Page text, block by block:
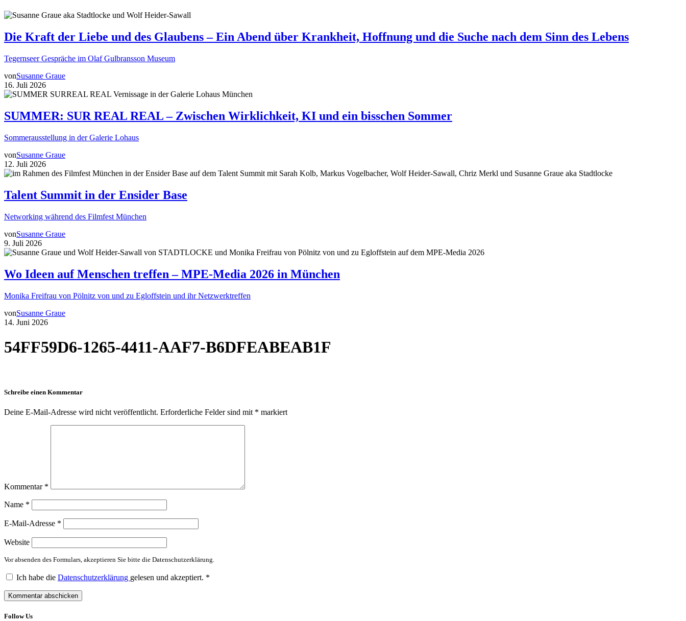
Die Kraft der Liebe und des Glaubens – Ein Abend über Krankheit, Hoffnung und die Suche nach dem Sinn des Lebens
Tegernseer Gespräche im Olaf Gulbransson Museum
vonSusanne Graue
16. Juli 2026
SUMMER: SUR REAL REAL – Zwischen Wirklichkeit, KI und ein bisschen Sommer
Sommerausstellung in der Galerie Lohaus
vonSusanne Graue
12. Juli 2026
Talent Summit in der Ensider Base
Networking während des Filmfest München
vonSusanne Graue
9. Juli 2026
Wo Ideen auf Menschen treffen – MPE-Media 2026 in München
Monika Freifrau von Pölnitz von und zu Egloffstein und ihr Netzwerktreffen
vonSusanne Graue
14. Juni 2026
54FF59D6-1265-4411-AAF7-B6DFEABEAB1F
Schreibe einen Kommentar
Deine E-Mail-Adresse wird nicht veröffentlicht. Erforderliche Felder sind mit * markiert
Kommentar *
Name *
E-Mail-Adresse *
Website
Vor absenden des Formulars, akzeptieren Sie bitte die Datenschutzerklärung.
Ich habe die Datenschutzerklärung gelesen und akzeptiert. *
Follow Us